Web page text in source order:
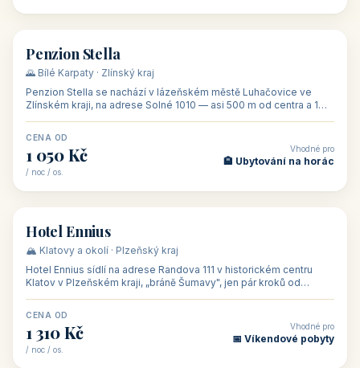
🏡 penzion
Penzion Stella
🌄 Bílé Karpaty · Zlínský kraj
Penzion Stella se nachází v lázeňském městě Luhačovice ve
Zlínském kraji, na adrese Solné 1010 — asi 500 m od centra a 1
CENA OD
1 050 Kč
/ noc / os.
Vhodné pro
🏨 Ubytování na horác
🏨 hotel
Hotel Ennius
🏔️ Klatovy a okolí · Plzeňský kraj
Hotel Ennius sídlí na adrese Randova 111 v historickém centru
Klatov v Plzeňském kraji, „bráně Šumavy", jen pár kroků od
CENA OD
1 310 Kč
/ noc / os.
Vhodné pro
📅 Víkendové pobyty